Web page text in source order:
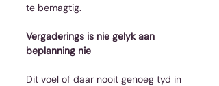
te bemagtig.
Vergaderings is nie gelyk aan
beplanning nie
Dit voel of daar nooit genoeg tyd in